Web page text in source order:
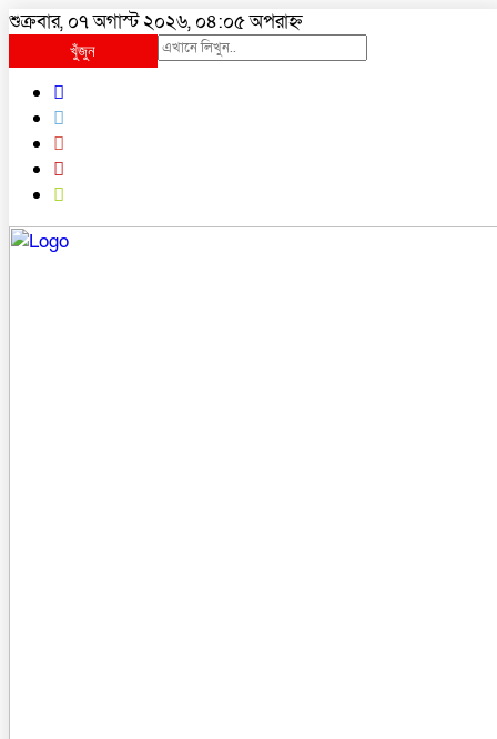
শুক্রবার, ০৭ অগাস্ট ২০২৬, ০৪:০৫ অপরাহ্ন
খুঁজুন